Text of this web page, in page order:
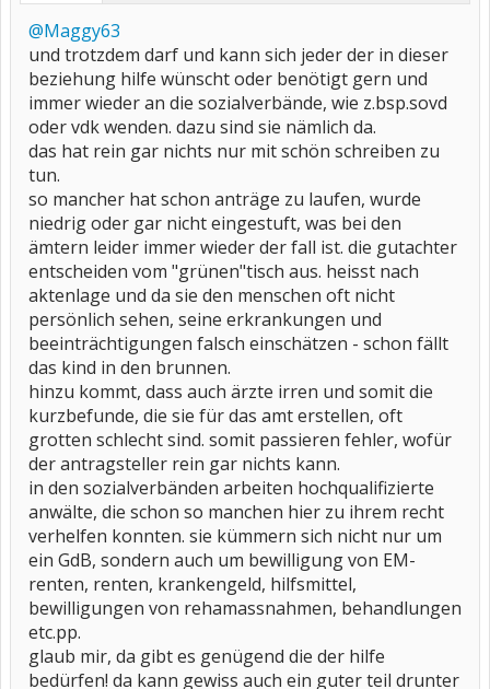
@Maggy63
und trotzdem darf und kann sich jeder der in dieser
beziehung hilfe wünscht oder benötigt gern und
immer wieder an die sozialverbände, wie z.bsp.sovd
oder vdk wenden. dazu sind sie nämlich da.
das hat rein gar nichts nur mit schön schreiben zu
tun.
so mancher hat schon anträge zu laufen, wurde
niedrig oder gar nicht eingestuft, was bei den
ämtern leider immer wieder der fall ist. die gutachter
entscheiden vom "grünen"tisch aus. heisst nach
aktenlage und da sie den menschen oft nicht
persönlich sehen, seine erkrankungen und
beeinträchtigungen falsch einschätzen - schon fällt
das kind in den brunnen.
hinzu kommt, dass auch ärzte irren und somit die
kurzbefunde, die sie für das amt erstellen, oft
grotten schlecht sind. somit passieren fehler, wofür
der antragsteller rein gar nichts kann.
in den sozialverbänden arbeiten hochqualifizierte
anwälte, die schon so manchen hier zu ihrem recht
verhelfen konnten. sie kümmern sich nicht nur um
ein GdB, sondern auch um bewilligung von EM-
renten, renten, krankengeld, hilfsmittel,
bewilligungen von rehamassnahmen, behandlungen
etc.pp.
glaub mir, da gibt es genügend die der hilfe
bedürfen! da kann gewiss auch ein guter teil drunter